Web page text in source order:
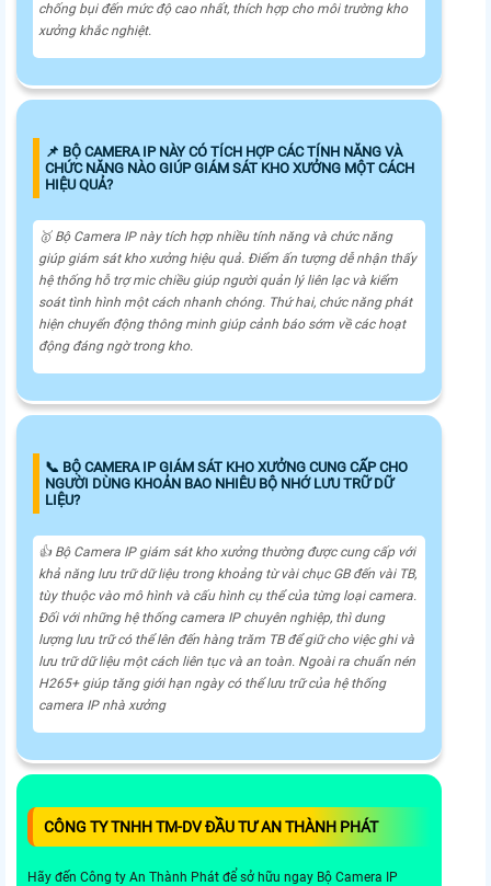
chống bụi đến mức độ cao nhất, thích hợp cho môi trường kho
xưởng khắc nghiệt.
📌 BỘ CAMERA IP NÀY CÓ TÍCH HỢP CÁC TÍNH NĂNG VÀ
CHỨC NĂNG NÀO GIÚP GIÁM SÁT KHO XƯỞNG MỘT CÁCH
HIỆU QUẢ?
🥇 Bộ Camera IP này tích hợp nhiều tính năng và chức năng
giúp giám sát kho xưởng hiệu quả. Điểm ấn tượng dễ nhận thấy
hệ thống hỗ trợ mic chiều giúp người quản lý liên lạc và kiểm
soát tình hình một cách nhanh chóng. Thứ hai, chức năng phát
hiện chuyển động thông minh giúp cảnh báo sớm về các hoạt
động đáng ngờ trong kho.
📞 BỘ CAMERA IP GIÁM SÁT KHO XƯỞNG CUNG CẤP CHO
NGƯỜI DÙNG KHOẢN BAO NHIÊU BỘ NHỚ LƯU TRỮ DỮ
LIỆU?
👍 Bộ Camera IP giám sát kho xưởng thường được cung cấp với
khả năng lưu trữ dữ liệu trong khoảng từ vài chục GB đến vài TB,
tùy thuộc vào mô hình và cấu hình cụ thể của từng loại camera.
Đối với những hệ thống camera IP chuyên nghiệp, thì dung
lượng lưu trữ có thể lên đến hàng trăm TB để giữ cho việc ghi và
lưu trữ dữ liệu một cách liên tục và an toàn. Ngoài ra chuẩn nén
H265+ giúp tăng giới hạn ngày có thể lưu trữ của hệ thống
camera IP nhà xưởng
CÔNG TY TNHH TM-DV ĐẦU TƯ AN THÀNH PHÁT
Hãy đến Công ty An Thành Phát để sở hữu ngay Bộ Camera IP